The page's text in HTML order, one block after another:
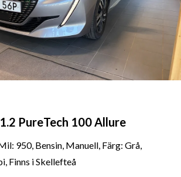
PureTech 100 Allure
950, Bensin, Manuell, Färg: Grå,
Finns i Skellefteå